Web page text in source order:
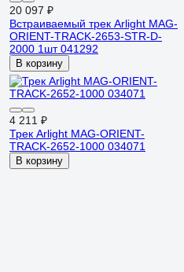
20 097 ₽
Встраиваемый трек Arlight MAG-
ORIENT-TRACK-2653-STR-D-
2000 1шт 041292
В корзину
4 211 ₽
Трек Arlight MAG-ORIENT-
TRACK-2652-1000 034071
В корзину